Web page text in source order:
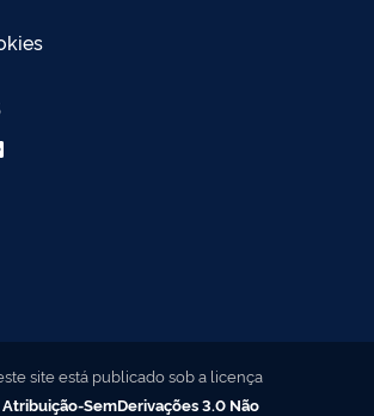
site está publicado sob a licença
SemDerivações 3.0 Não